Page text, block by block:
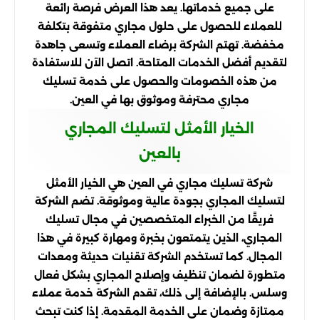
على جميع خدماتها. يعد هذا العرض فرصة رائعة
للعملاء للحصول على حلول مجاري متفوقة بتكلفة
مخفضة. تهتم الشركة برضاء العملاء وتسعى جاهدة
لتقديم أفضل الخدمات المتاحة. اتصل الآن للاستفادة
من هذه الخصومات والحصول على خدمة تسليك
مجاري محترفة وموثوق بها في العين.
الخيار الأمثل لتسليك المجاري
بالعين
شركة تسليك مجاري في العين هي الخيار الأمثل
لتسليك المجاري بجودة عالية وموثوقة. تضم الشركة
فريقًا من الخبراء المتخصصين في مجال تسليك
المجاري، الذين يتمتعون بخبرة ومهارة كبيرة في هذا
المجال. كما تستخدم الشركة تقنيات حديثة ومعدات
متطورة لضمان تنظيف وإصلاح المجاري بشكل فعال
وسلس. بالإضافة إلى ذلك، تقدم الشركة خدمة عملاء
ممتازة وضمان على الخدمة المقدمة. إذا كنت تبحث